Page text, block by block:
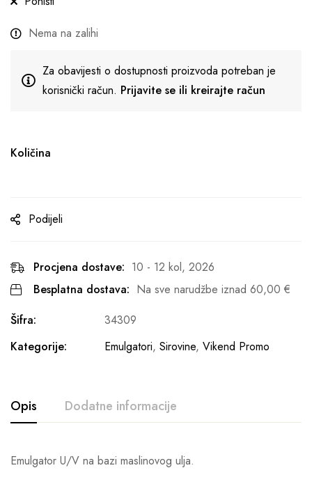
Nema na zalihi
Za obavijesti o dostupnosti proizvoda potreban je
korisnički račun. Prijavite se ili kreirajte račun
Količina
Podijeli
Procjena dostave: 10 - 12 kol, 2026
Besplatna dostava: Na sve narudžbe iznad 60,00 €
Šifra:
34309
Kategorije:
Emulgatori, Sirovine, Vikend Promo
Opis Dodatne informacije
Emulgator U/V na bazi maslinovog ulja.